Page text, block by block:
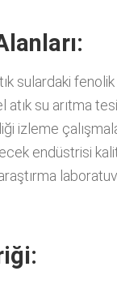
sulardaki
atık su arıtma
izleme
endüstrisi